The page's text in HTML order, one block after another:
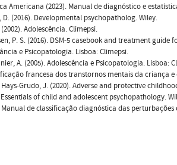
Americana (2023). Manual de diagnóstico e
D. (2016). Developmental psychopatholog. Wiley.
Adolescência. Climepsi.
P. S. (2016). DSM-5 casebook and treatment guide
e Psicopatologia. Lisboa: Climepsi.
A. (2005). Adolescência e Psicopatologia. Lisboa:
francesa dos transtornos mentais da criança
Grudo, J. (2020). Adverse and protective
of child and adolescent psychopathology.
Manual de classificação diagnóstica das